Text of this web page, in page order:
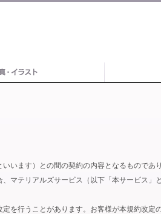
います）との間の契約の内容となるもので
マテリアルズサービス（以下「本サービス
を行うことがあります。お客様が本規約改